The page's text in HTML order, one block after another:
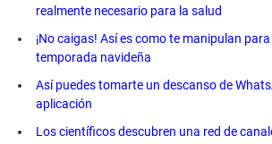
realmente necesario para la salud
¡No caigas! Así es como te manipulan
temporada navideña
Así puedes tomarte un descanso de
aplicación
Los científicos descubren una red de